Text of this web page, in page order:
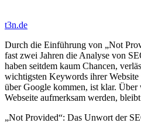
t3n.de
Durch die Einführung von „Not
fast zwei Jahren die Analyse von
haben seitdem kaum Chancen,
wichtigsten Keywords ihrer
über Google kommen, ist klar.
Webseite aufmerksam werden,
„Not Provided“: Das Unwort der